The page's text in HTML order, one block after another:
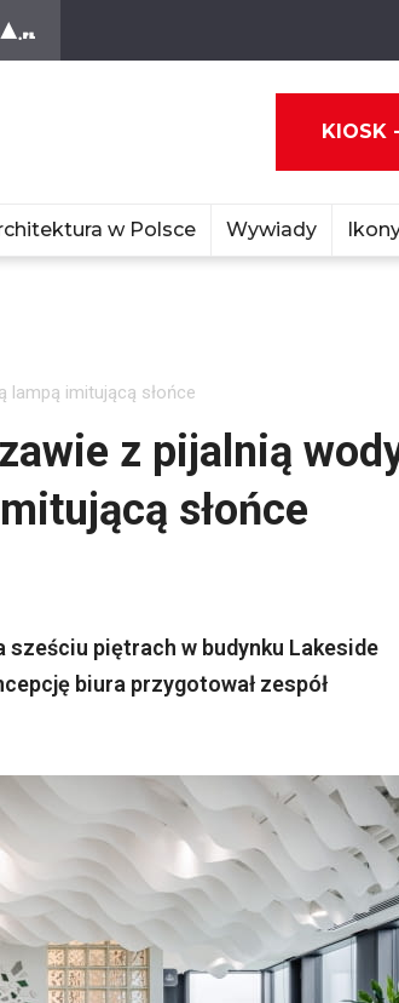
KIOSK
w Polsce Wywiady
lampą imitującą słońce
z pijalnią
słońce
sześciu piętrach w budynku Lakeside
biura przygotował zespół